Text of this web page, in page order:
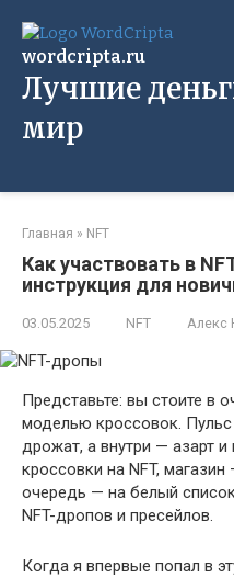
контенту
wordcripta.ru
Лучшие
мир
Главная » NFT
Как участвовать в
инструкция для
03.05.2025 NFT Алекс
Представьте: вы стоите в
моделью кроссовок.
дрожат, а внутри — азарт
кроссовки на NFT,
очередь — на белый
NFT-дропов и пресейлов.
Когда я впервые попал в